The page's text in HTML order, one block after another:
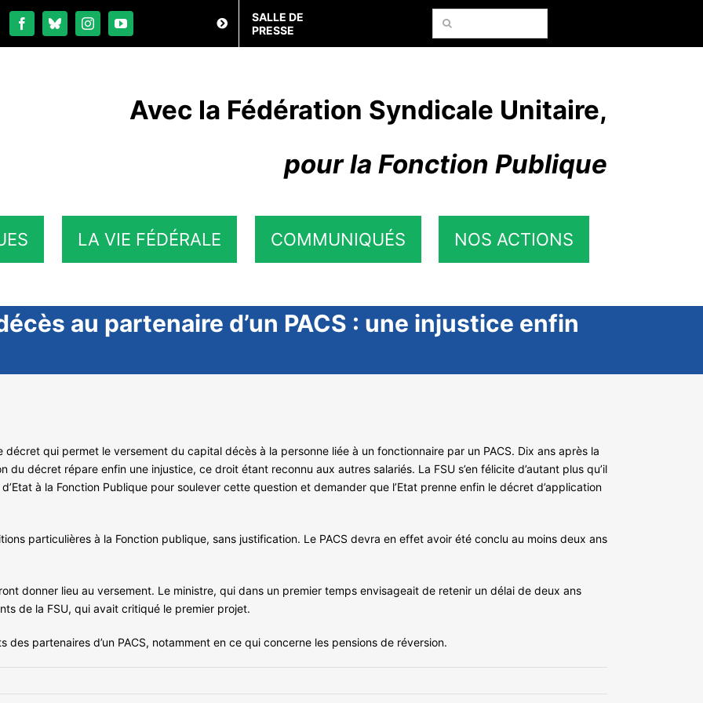
SALLE DE
PRESSE
Rechercher:
Avec la Fédération Syndicale Unitaire,
pour la Fonction Publique
LA VIE FÉDÉRALE COMMUNIQUÉS NOS ACTIONS
au partenaire d’un PACS : une injustice enfin
qui permet le versement du capital décès à la personne liée à un fonctionnaire par un PACS. Dix ans après la
du décret répare enfin une injustice, ce droit étant reconnu aux autres salariés. La FSU s’en félicite d’autant plus qu’il
à la Fonction Publique pour soulever cette question et demander que l’Etat prenne enfin le décret d’application
particulières à la Fonction publique, sans justification. Le PACS devra en effet avoir été conclu au moins deux ans
donner lieu au versement. Le ministre, qui dans un premier temps envisageait de retenir un délai de deux ans
de la FSU, qui avait critiqué le premier projet.
des partenaires d’un PACS, notamment en ce qui concerne les pensions de réversion.